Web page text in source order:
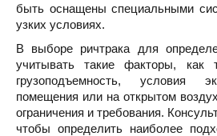
быть оснащены специальными
узких условиях.
В выборе ричтрака для
учитывать такие факторы, как
грузоподъемность, условия
помещения или на открытом
ограничения и требования.
чтобы определить наиболее